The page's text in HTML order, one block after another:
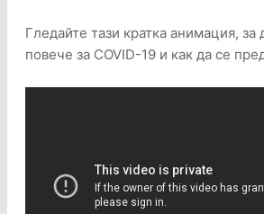
Гледайте тази кратка анимация, за
повече за COVID-19 и как да се